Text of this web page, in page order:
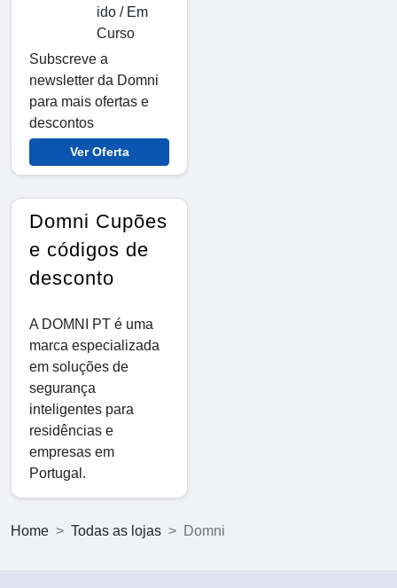
ido / Em
Curso
Subscreve a
newsletter da Domni
para mais ofertas e
descontos
Ver Oferta
Domni Cupões
e códigos de
desconto
A DOMNI PT é uma
marca especializada
em soluções de
segurança
inteligentes para
residências e
empresas em
Portugal.
Home Todas as lojas Domni